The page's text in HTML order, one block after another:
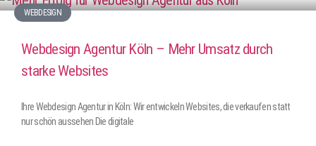
WEBDESIGN
Webdesign Agentur Köln – Mehr Umsatz durch
starke Websites
Ihre Webdesign Agentur in Köln: Wir entwickeln Websites, die verkaufen statt
nur schön aussehen Die digitale